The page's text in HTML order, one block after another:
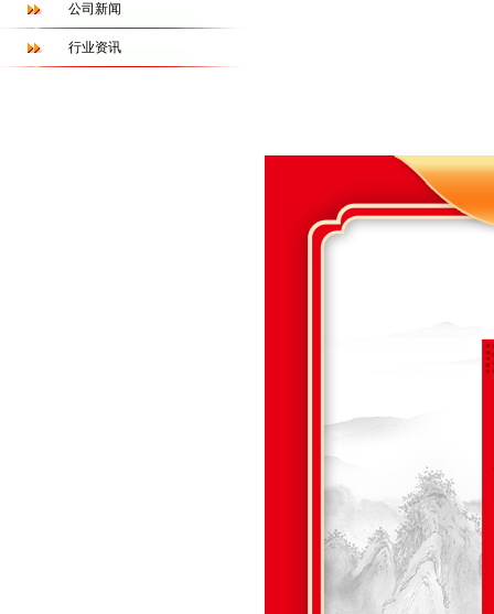
公司新闻
行业资讯